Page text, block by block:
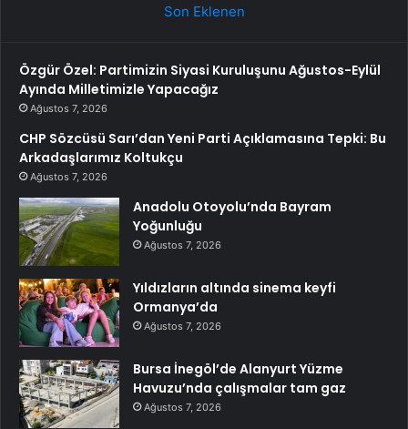
Son Eklenen
Özgür Özel: Partimizin Siyasi Kuruluşunu Ağustos-Eylül
Ayında Milletimizle Yapacağız
Ağustos 7, 2026
CHP Sözcüsü Sarı’dan Yeni Parti Açıklamasına Tepki: Bu
Arkadaşlarımız Koltukçu
Ağustos 7, 2026
Anadolu Otoyolu’nda Bayram
Yoğunluğu
Ağustos 7, 2026
Yıldızların altında sinema keyfi
Ormanya’da
Ağustos 7, 2026
Bursa İnegöl’de Alanyurt Yüzme
Havuzu’nda çalışmalar tam gaz
Ağustos 7, 2026